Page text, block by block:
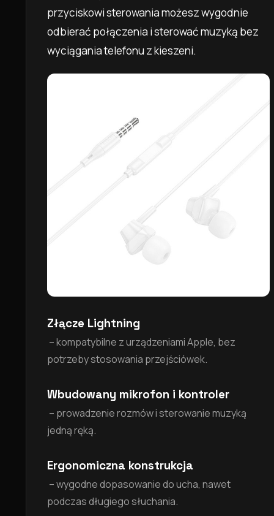
przyciskowi sterowania możesz wygodnie
odbierać połączenia i sterować muzyką bez
wyciągania telefonu z kieszeni.
Złącze Lightning
– kompatybilne z urządzeniami Apple, bez
potrzeby stosowania przejściówek.
Wbudowany mikrofon i kontroler
– prowadzenie rozmów i sterowanie muzyką
jedną ręką.
Ergonomiczna konstrukcja
– wygodne dopasowanie do ucha, nawet
podczas długiego słuchania.